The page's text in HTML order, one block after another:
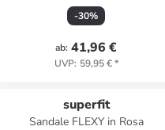
-30%
ab: 41,96 €
UVP: 59,95 €*
superfit
Sandale FLEXY in Rosa